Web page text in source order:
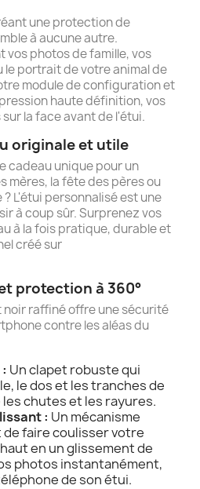
une protection de
à aucune autre.
vos photos de famille, vos
le portrait de votre animal de
module de configuration et
haute définition, vos
la face avant de l'étui.
originale et utile
cadeau unique pour un
mères, la fête des pères ou
L'étui personnalisé est une
à coup sûr. Surprenez vos
à la fois pratique, durable et
créé sur
protection à 360°
raffiné offre une sécurité
contre les aléas du
Un clapet robuste qui
le dos et les tranches de
chutes et les rayures.
: Un mécanisme
faire coulisser votre
en un glissement de
photos instantanément,
de son étui.